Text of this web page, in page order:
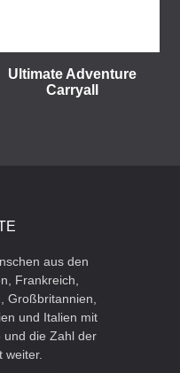
Ultimate Adventure
Carryall
aus den
Frankreich,
Großbritannien,
und Italien mit
und die Zahl der
weiter.